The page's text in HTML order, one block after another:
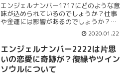
エンジェルナンバー1717にどのような意
味が込められているのでしょうか？仕事
や金運には影響があるのでしょうか？恋
愛成就や復縁にも効果があるのかも合わ
せてまとめていきます。エンジェルナン
バー1717の仕事、金運、恋愛成就、復
縁、ツインレイをまとめて紹介します。
2020.01.22
エンジェルナンバー2222は片思
いの恋愛に奇跡が？復縁やツイン
ソウルについて